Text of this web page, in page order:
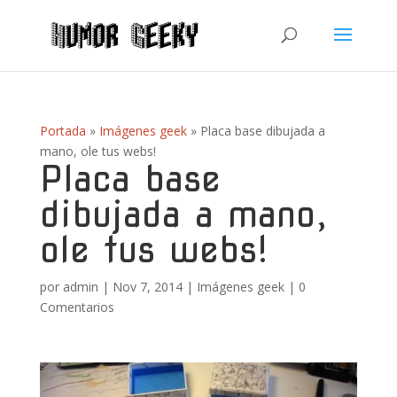
Portada » Imágenes geek» Placa base dibujada a
mano, ole tus webs!
Placa base
dibujada a mano,
ole tus webs!
por admin | Nov 7, 2014| Imágenes geek| 0
Comentarios